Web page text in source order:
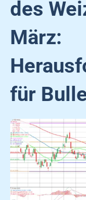
des
März:
für